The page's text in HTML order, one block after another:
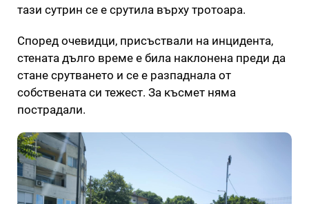
тази сутрин се е срутила върху тротоара.
Според очевидци, присъствали на инцидента,
стената дълго време е била наклонена преди да
стане срутването и се е разпаднала от
собствената си тежест. За късмет няма
пострадали.